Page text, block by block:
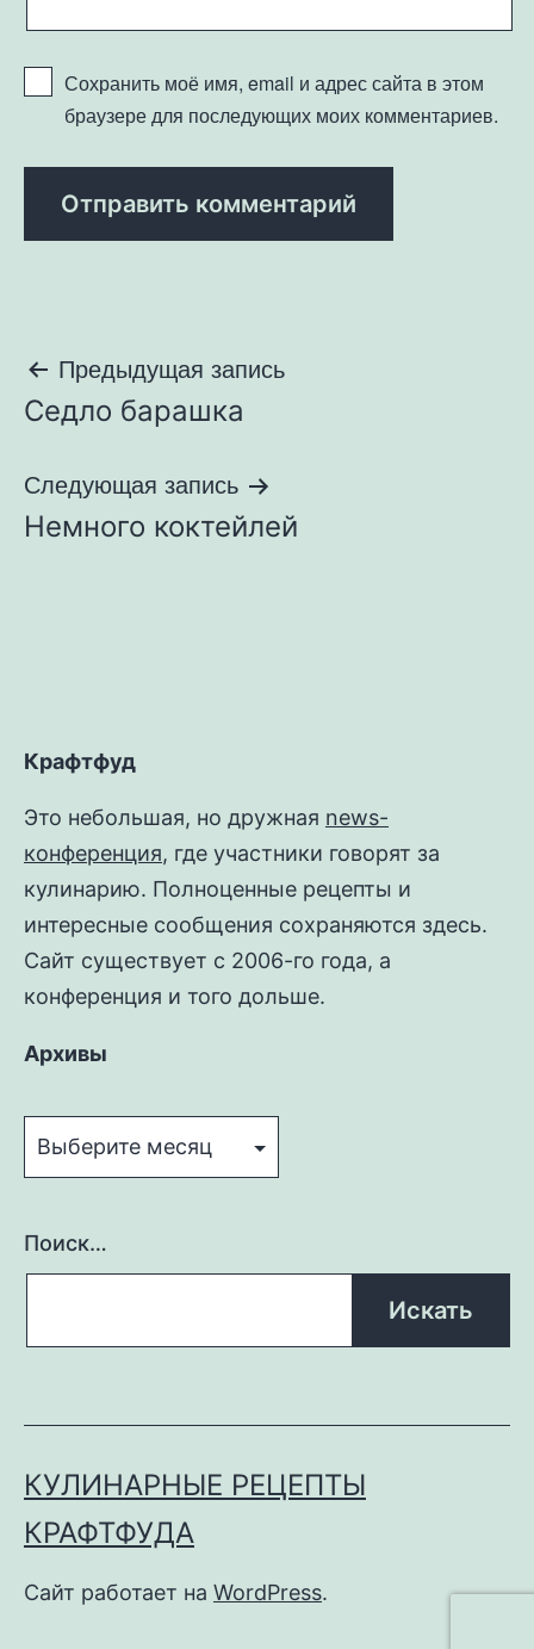
Сохранить моё имя, email и адрес сайта в этом
браузере для последующих моих комментариев.
Навигация
по
записям
Предыдущая запись
Седло барашка
Следующая запись
Немного коктейлей
Крафтфуд
Это небольшая, но дружная news-
конференция, где участники говорят за
кулинарию. Полноценные рецепты и
интересные сообщения сохраняются здесь.
Сайт существует с 2006-го года, а
конференция и того дольше.
Архивы
Поиск…
КУЛИНАРНЫЕ РЕЦЕПТЫ
КРАФТФУДА
Сайт работает на WordPress.